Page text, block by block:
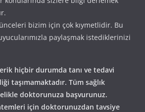
bizim için çok kıymetlidir. Bu
paylaşmak istediklerinizi
hiçbir durumda tanı ve tedavi
taşımamaktadır. Tüm sağlık
doktorunuza başvurunuz.
için doktorunuzdan tavsiye